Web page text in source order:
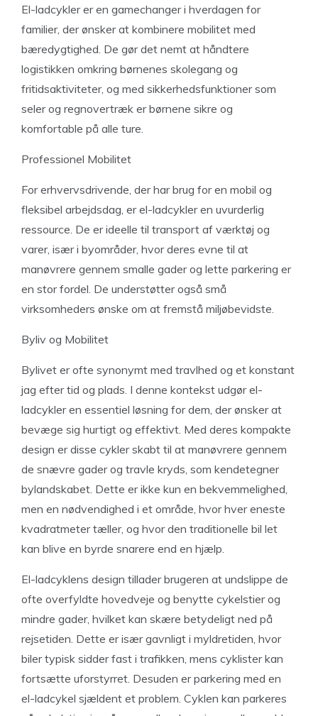
El-ladcykler er en gamechanger i hverdagen for
familier, der ønsker at kombinere mobilitet med
bæredygtighed. De gør det nemt at håndtere
logistikken omkring børnenes skolegang og
fritidsaktiviteter, og med sikkerhedsfunktioner som
seler og regnovertræk er børnene sikre og
komfortable på alle ture.
Professionel Mobilitet
For erhvervsdrivende, der har brug for en mobil og
fleksibel arbejdsdag, er el-ladcykler en uvurderlig
ressource. De er ideelle til transport af værktøj og
varer, især i byområder, hvor deres evne til at
manøvrere gennem smalle gader og lette parkering er
en stor fordel. De understøtter også små
virksomheders ønske om at fremstå miljøbevidste.
Byliv og Mobilitet
Bylivet er ofte synonymt med travlhed og et konstant
jag efter tid og plads. I denne kontekst udgør el-
ladcykler en essentiel løsning for dem, der ønsker at
bevæge sig hurtigt og effektivt. Med deres kompakte
design er disse cykler skabt til at manøvrere gennem
de snævre gader og travle kryds, som kendetegner
bylandskabet. Dette er ikke kun en bekvemmelighed,
men en nødvendighed i et område, hvor hver eneste
kvadratmeter tæller, og hvor den traditionelle bil let
kan blive en byrde snarere end en hjælp.
El-ladcyklens design tillader brugeren at undslippe de
ofte overfyldte hovedveje og benytte cykelstier og
mindre gader, hvilket kan skære betydeligt ned på
rejsetiden. Dette er især gavnligt i myldretiden, hvor
biler typisk sidder fast i trafikken, mens cyklister kan
fortsætte uforstyrret. Desuden er parkering med en
el-ladcykel sjældent et problem. Cyklen kan parkeres